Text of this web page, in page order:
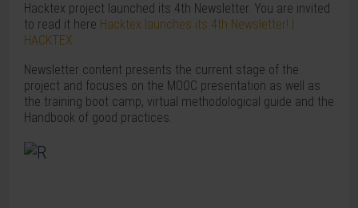
Hacktex project launched its 4th Newsletter. You are invited
to read it here Hacktex launches its 4th Newsletter! |
HACKTEX
Newsletter content presents the current stage of the
project and focuses on the MOOC presentation as well as
the training boot camp, virtual methodological guide and the
Handbook of good practices.